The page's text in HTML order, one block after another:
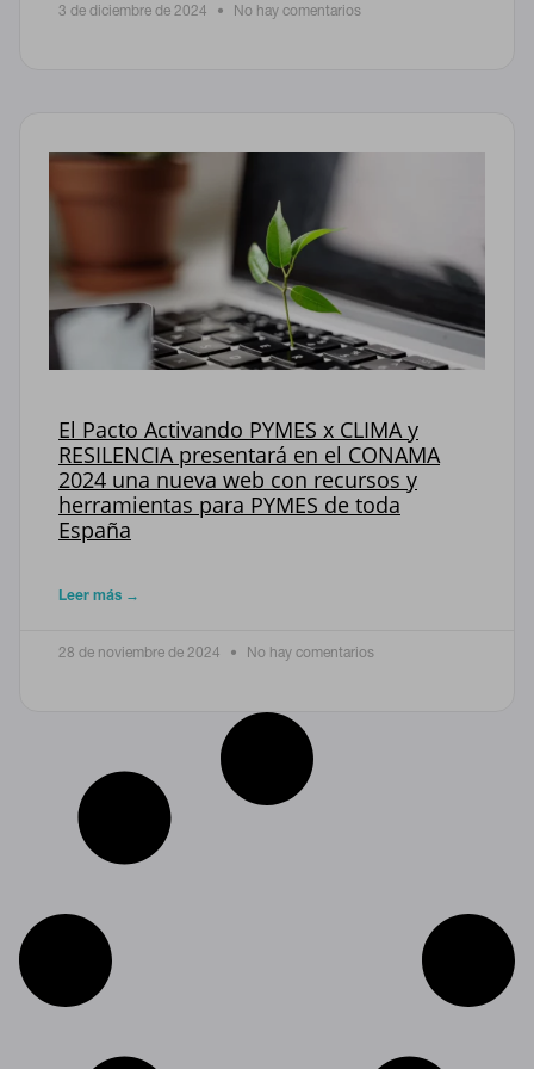
3 de diciembre de 2024 No hay comentarios
El Pacto Activando PYMES x CLIMA y
RESILENCIA presentará en el CONAMA
2024 una nueva web con recursos y
herramientas para PYMES de toda
España
Leer más →
28 de noviembre de 2024 No hay comentarios